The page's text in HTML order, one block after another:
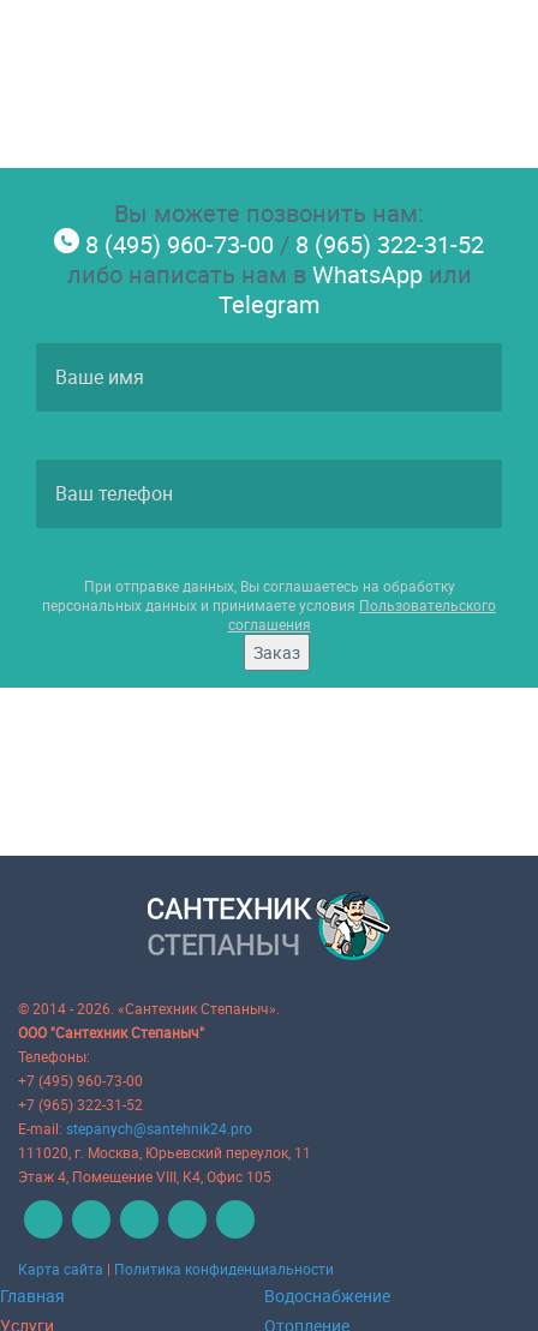
Вы можете позвонить нам:
8 (495) 960-73-00 / 8 (965) 322-31-52
либо написать нам вWhatsAppили
Telegram
При отправке данных, Вы соглашаетесь на обработку
персональных данных и принимаете условия Пользовательского
соглашения
Заказ
© 2014 - 2026. «Сантехник Степаныч».
ООО "Сантехник Степаныч"
Телефоны:
+7 (495) 960-73-00
+7 (965) 322-31-52
E-mail: stepanych@santehnik24.pro
111020, г. Москва, Юрьевский переулок, 11
Этаж 4, Помещение VIII, К4, Офис 105
Карта сайта | Политика конфиденциальности
Главная
Услуги
Водоснабжение
Отопление